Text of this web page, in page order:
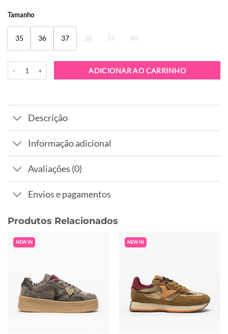
Tamanho
35 36 37 38 39 40
ADICIONAR AO CARRINHO
Alternative:
Descrição
Informação adicional
Avaliações (0)
Envios e pagamentos
Produtos Relacionados
NEW IN NEW IN